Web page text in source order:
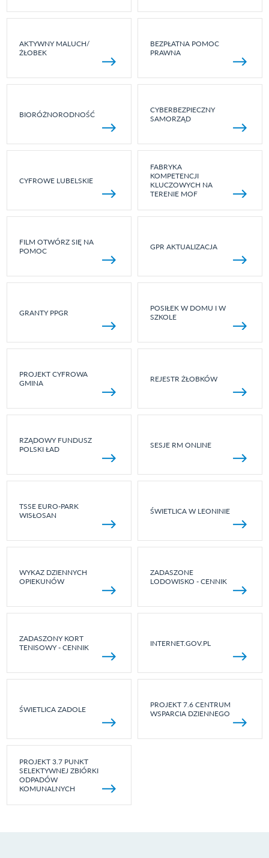
AKTYWNY MALUCH/
ŻŁOBEK
BEZPŁATNA POMOC
PRAWNA
BIORÓŻNORODNOŚĆ
CYBERBEZPIECZNY
SAMORZĄD
CYFROWE LUBELSKIE
FABRYKA
KOMPETENCJI
KLUCZOWYCH NA
TERENIE MOF
FILM OTWÓRZ SIĘ NA
POMOC
GPR AKTUALIZACJA
GRANTY PPGR
POSIŁEK W DOMU I W
SZKOLE
PROJEKT CYFROWA
GMINA
REJESTR ŻŁOBKÓW
RZĄDOWY FUNDUSZ
POLSKI ŁAD
SESJE RM ONLINE
TSSE EURO-PARK
WISŁOSAN
ŚWIETLICA W LEONINIE
WYKAZ DZIENNYCH
OPIEKUNÓW
ZADASZONE
LODOWISKO - CENNIK
ZADASZONY KORT
TENISOWY - CENNIK
INTERNET.GOV.PL
ŚWIETLICA ZADOLE
PROJEKT 7.6 CENTRUM
WSPARCIA DZIENNEGO
PROJEKT 3.7 PUNKT
SELEKTYWNEJ ZBIÓRKI
ODPADÓW
KOMUNALNYCH